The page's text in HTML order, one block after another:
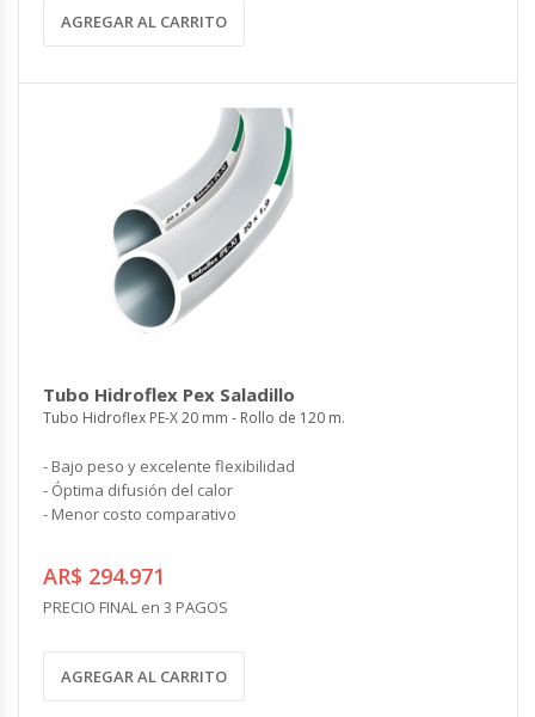
AGREGAR AL CARRITO
Tubo Hidroflex Pex Saladillo
Tubo Hidroflex PE-X 20 mm - Rollo de 120 m.
- Bajo peso y excelente flexibilidad
- Óptima difusión del calor
- Menor costo comparativo
AR$ 294.971
PRECIO FINAL en 3 PAGOS
AGREGAR AL CARRITO